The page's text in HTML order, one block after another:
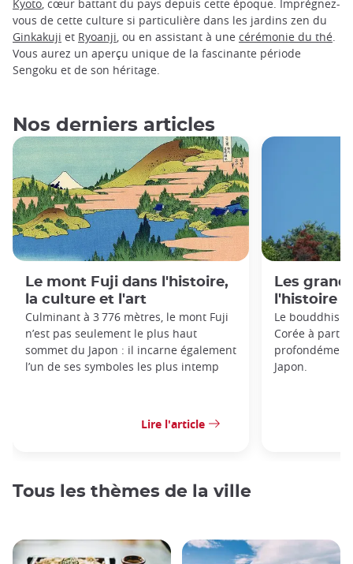
Kyoto, cœur battant du pays depuis cette époque. Imprégnez-
vous de cette culture si particulière dans les jardins zen du
Ginkakuji et Ryoanji, ou en assistant à une cérémonie du thé.
Vous aurez un aperçu unique de la fascinante période
Sengoku et de son héritage.
Nos derniers articles
Le mont Fuji dans l'histoire,
la culture et l'art
Culminant à 3 776 mètres, le mont Fuji
n’est pas seulement le plus haut
sommet du Japon : il incarne également
l’un de ses symboles les plus intemp
Lire l'article
Les
l'histoire
Le
Corée à partir
Japon.
Tous les thèmes de la ville